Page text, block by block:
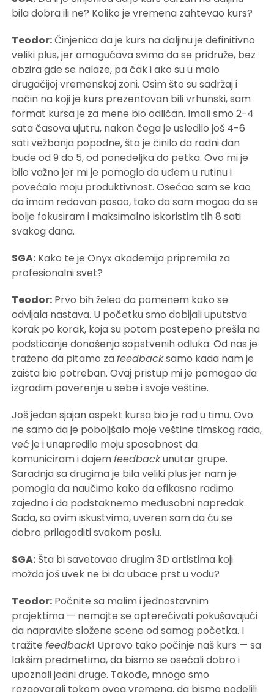
bila dobra ili ne? Koliko je vremena zahtevao kurs?
Teodor:Činjenica da je kurs na daljinu je definitivno
veliki plus, jer omogućava svima da se pridruže, bez
obzira gde se nalaze, pa čak i ako su u malo
drugačijoj vremenskoj zoni. Osim što su sadržaj i
način na koji je kurs prezentovan bili vrhunski, sam
format kursa je za mene bio odličan. Imali smo 2-4
sata časova ujutru, nakon čega je usledilo još 4-6
sati vežbanja popodne, što je činilo da radni dan
bude od 9 do 5, od ponedeljka do petka. Ovo mi je
bilo važno jer mi je pomoglo da uđem u rutinu i
povećalo moju produktivnost. Osećao sam se kao
da imam redovan posao, tako da sam mogao da se
bolje fokusiram i maksimalno iskoristim tih 8 sati
svakog dana.
SGA: Kako te je Onyx akademija pripremila za
profesionalni svet?
Teodor: Prvo bih želeo da pomenem kako se
odvijala nastava. U početku smo dobijali uputstva
korak po korak, koja su potom postepeno prešla na
podsticanje donošenja sopstvenih odluka. Od nas je
traženo da pitamo zafeedbacksamo kada nam je
zaista bio potreban. Ovaj pristup mi je pomogao da
izgradim poverenje u sebe i svoje veštine.
Još jedan sjajan aspekt kursa bio je rad u timu. Ovo
ne samo da je poboljšalo moje veštine timskog rada,
već je i unapredilo moju sposobnost da
komuniciram i dajemfeedbackunutar grupe.
Saradnja sa drugima je bila veliki plus jer nam je
pomogla da naučimo kako da efikasno radimo
zajedno i da podstaknemo međusobni napredak.
Sada, sa ovim iskustvima, uveren sam da ću se
dobro prilagoditi svakom poslu.
SGA: Šta bi savetovao drugim 3D artistima koji
možda još uvek ne bi da ubace prst u vodu?
Teodor: Počnite sa malim i jednostavnim
projektima — nemojte se opterećivati pokušavajući
da napravite složene scene od samog početka. I
tražitefeedback! Upravo tako počinje naš kurs — sa
lakšim predmetima, da bismo se osećali dobro i
upoznali jedni druge. Takođe, mnogo smo
razgovarali tokom ovog vremena, da bismo podelili